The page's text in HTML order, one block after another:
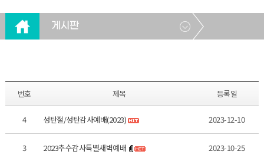
게시판
번호 제목 등록일
4 성탄절/성탄감사예배(2023) 2023-12-10
3 2023추수감사특별새벽예배 2023-10-25